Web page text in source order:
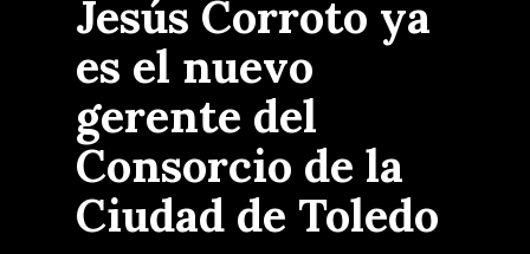
Jesús Corroto ya
es el nuevo
gerente del
Consorcio de la
Ciudad de Toledo